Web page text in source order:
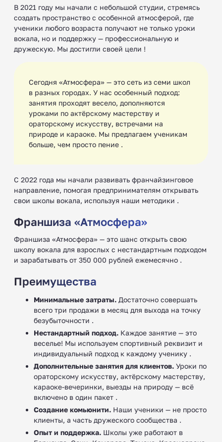
В 2021 году мы начали с небольшой студии, стремясь
создать пространство с особенной атмосферой, где
ученики любого возраста получают не только уроки
вокала, но и поддержку — профессиональную и
дружескую. Мы достигли своей цели !
Сегодня «Атмосфера» — это сеть из семи школ
в разных городах. У нас особенный подход:
занятия проходят весело, дополняются
уроками по актёрскому мастерству и
ораторскому искусству, встречами на
природе и караоке. Мы предлагаем ученикам
больше, чем просто пение .
С 2022 года мы начали развивать франчайзинговое
направление, помогая предпринимателям открывать
свои школы вокала, используя наши методики ‍‍.
Франшиза «Атмосфера»
Франшиза «Атмосфера» — это шанс открыть свою
школу вокала для взрослых с нестандартным подходом
и зарабатывать от 350 000 рублей ежемесячно .
Преимущества
Минимальные затраты. Достаточно совершать
всего три продажи в месяц для выхода на точку
безубыточности .
Нестандартный подход. Каждое занятие — это
веселье! Мы используем спортивный реквизит и
индивидуальный подход к каждому ученику .
Дополнительные занятия для клиентов. Уроки по
ораторскому искусству, актёрскому мастерству,
караоке-вечеринки, выезды на природу — всё
включено в один пакет .
Создание комьюнити. Наши ученики — не просто
клиенты, а часть дружеского сообщества .
Опыт и поддержка. Школы уже работают в